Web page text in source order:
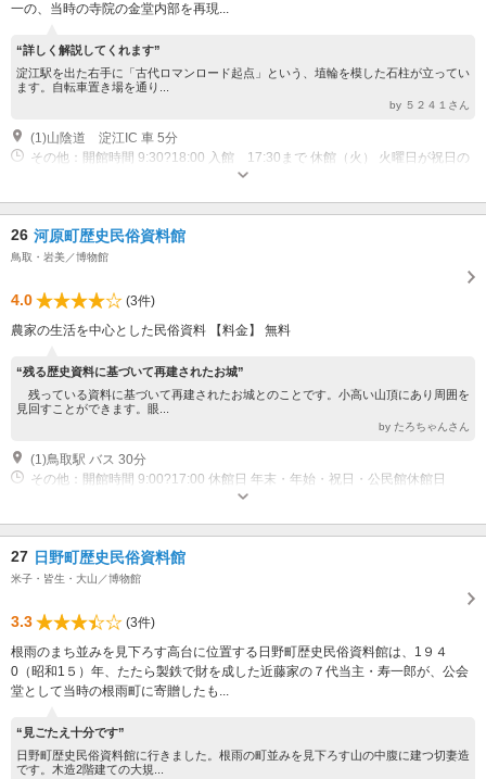
一の、当時の寺院の金堂内部を再現...
“詳しく解説してくれます”
淀江駅を出た右手に「古代ロマンロード起点」という、埴輪を模した石柱が立ってい
ます。自転車置き場を通り...
by ５２４１さん
(1)山陰道 淀江IC 車 5分
その他：開館時間 9:30?18:00 入館 17:30まで 休館（火） 火曜日が祝日の
26 河原町歴史民俗資料館
鳥取・岩美／博物館
4.0
(3件)
農家の生活を中心とした民俗資料 【料金】 無料
“残る歴史資料に基づいて再建されたお城”
残っている資料に基づいて再建されたお城とのことです。小高い山頂にあり周囲を
見回すことができます。眼...
by たろちゃんさん
(1)鳥取駅 バス 30分
その他：開館時間 9:00?17:00 休館日 年末・年始・祝日・公民館休館日
27 日野町歴史民俗資料館
米子・皆生・大山／博物館
3.3
(3件)
根雨のまち並みを見下ろす高台に位置する日野町歴史民俗資料館は、1９４
0（昭和1５）年、たたら製鉄で財を成した近藤家の７代当主・寿一郎が、公会
堂として当時の根雨町に寄贈したも...
“見ごたえ十分です”
日野町歴史民俗資料館に行きました。根雨の町並みを見下ろす山の中腹に建つ切妻造
です。木造2階建ての大規...